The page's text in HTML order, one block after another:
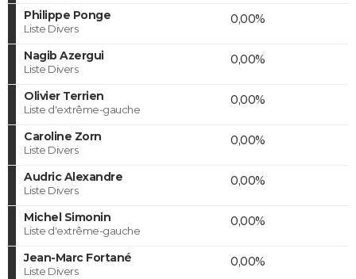
Philippe Ponge
Liste Divers
0,00%
Nagib Azergui
Liste Divers
0,00%
Olivier Terrien
Liste d'extrême-gauche
0,00%
Caroline Zorn
Liste Divers
0,00%
Audric Alexandre
Liste Divers
0,00%
Michel Simonin
Liste d'extrême-gauche
0,00%
Jean-Marc Fortané
Liste Divers
0,00%